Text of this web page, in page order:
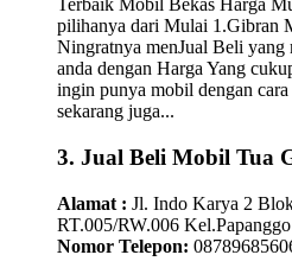
Terbaik Mobil Bekas Harga
pilihanya dari Mulai 1.Gibran
Ningratnya menJual Beli
anda dengan Harga Yang
ingin punya mobil dengan
sekarang juga...
3. Jual Beli Mobil Tua
Alamat : Jl. Indo Karya 2
RT.005/RW.006
Nomor Telepon: